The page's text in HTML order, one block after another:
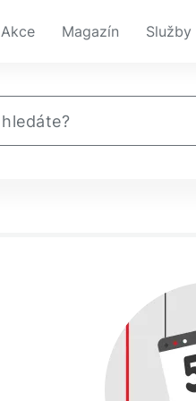
Akce Magazín Služby